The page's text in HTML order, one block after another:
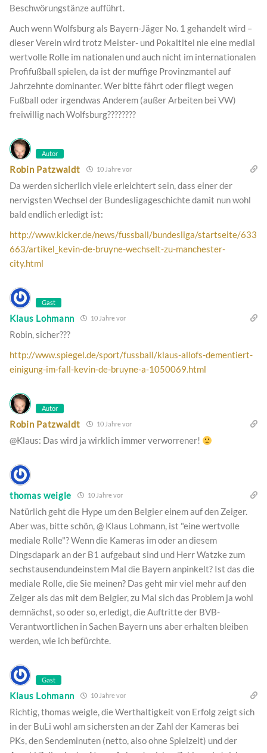
Beschwörungstänze aufführt.
Auch wenn Wolfsburg als Bayern-Jäger No. 1 gehandelt wird –
dieser Verein wird trotz Meister- und Pokaltitel nie eine medial
wertvolle Rolle im nationalen und auch nicht im internationalen
Profifußball spielen, da ist der muffige Provinzmantel auf
Jahrzehnte dominanter. Wer bitte fährt oder fliegt wegen
Fußball oder irgendwas Anderem (außer Arbeiten bei VW)
freiwillig nach Wolfsburg????????
Autor
Robin Patzwaldt 10 Jahre vor
Da werden sicherlich viele erleichtert sein, dass einer der
nervigsten Wechsel der Bundesligageschichte damit nun wohl
bald endlich erledigt ist:
http://www.kicker.de/news/fussball/bundesliga/startseite/633
663/artikel_kevin-de-bruyne-wechselt-zu-manchester-
city.html
Gast
Klaus Lohmann 10 Jahre vor
Robin, sicher???
http://www.spiegel.de/sport/fussball/klaus-allofs-dementiert-
einigung-im-fall-kevin-de-bruyne-a-1050069.html
Autor
Robin Patzwaldt 10 Jahre vor
@Klaus: Das wird ja wirklich immer verworrener!
thomas weigle 10 Jahre vor
Natürlich geht die Hype um den Belgier einem auf den Zeiger.
Aber was, bitte schön, @ Klaus Lohmann, ist "eine wertvolle
mediale Rolle"? Wenn die Kameras im oder an diesem
Dingsdapark an der B1 aufgebaut sind und Herr Watzke zum
sechstausendundeinstem Mal die Bayern anpinkelt? Ist das die
mediale Rolle, die Sie meinen? Das geht mir viel mehr auf den
Zeiger als das mit dem Belgier, zu Mal sich das Problem ja wohl
demnächst, so oder so, erledigt, die Auftritte der BVB-
Verantwortlichen in Sachen Bayern uns aber erhalten bleiben
werden, wie ich befürchte.
Gast
Klaus Lohmann 10 Jahre vor
Richtig, thomas weigle, die Werthaltigkeit von Erfolg zeigt sich
in der BuLi wohl am sichersten an der Zahl der Kameras bei
PKs, den Sendeminuten (netto, also ohne Spielzeit) und der